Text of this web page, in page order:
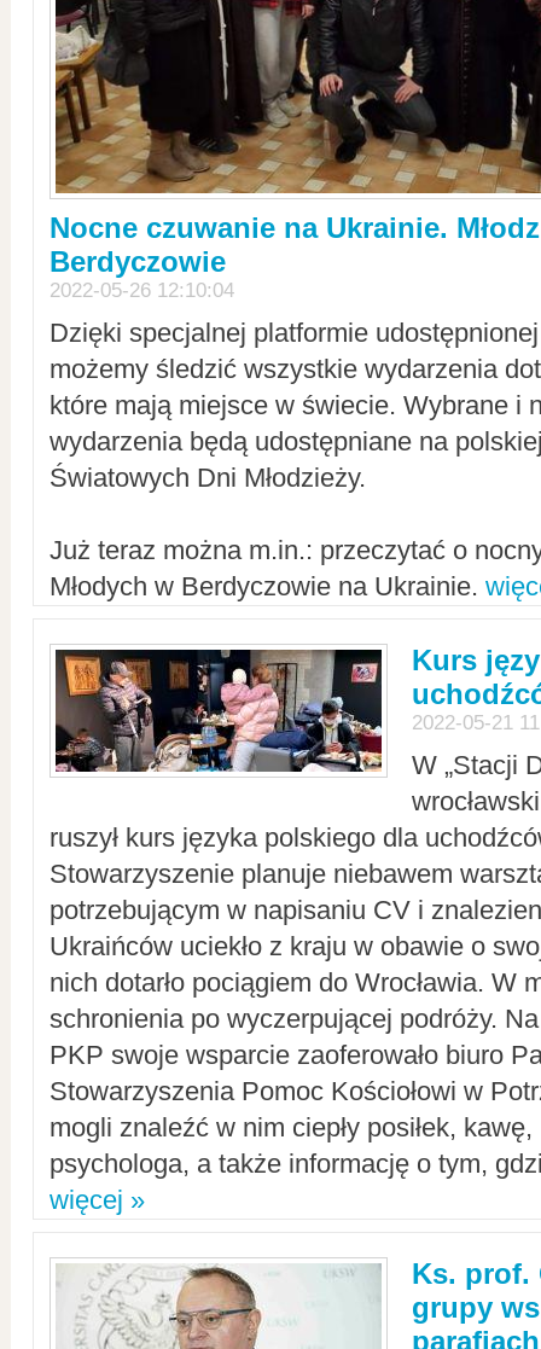
Nocne czuwanie na Ukrainie.
Berdyczowie
2022-05-26 12:10:04
Dzięki specjalnej platformie
możemy śledzić wszystkie wydarzenia
które mają miejsce w świecie. Wybrane i
wydarzenia będą udostępniane na
Światowych Dni Młodzieży.
Już teraz można m.in.: przeczytać o
Młodych w Berdyczowie na Ukrainie.
Kurs
2022-05-21
W „Stacji
ruszył kurs języka polskiego dla
Stowarzyszenie planuje niebawem
potrzebującym w napisaniu CV i
Ukraińców uciekło z kraju w obawie o
nich dotarło pociągiem do Wrocławia. W
schronienia po wyczerpującej podróży.
PKP swoje wsparcie zaoferowało biuro
Stowarzyszenia Pomoc Kościołowi w
mogli znaleźć w nim ciepły posiłek,
psychologa, a także informację o tym,
więcej »
Ks. prof.
grupy
parafiach